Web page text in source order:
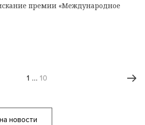
премии «Международное
1 … 10
новости